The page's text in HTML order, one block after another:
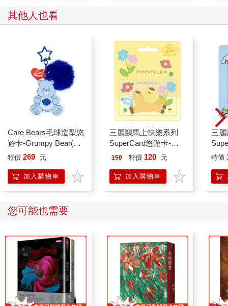
其他人也看
Care Bears毛球造型悠
遊卡-Grumpy Bear(藍)
(裁型)【受託代銷】
特價 269 元
加入購物車
三麗鷗馬上快樂系列
SuperCard悠遊卡-布
丁狗 【受託代銷】
150 特價 120 元
加入購物車
三
耳
特價
您可能也需要